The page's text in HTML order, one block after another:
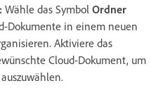
Wähle das Symbol Ordner
Dokumente in einem neuen
Aktiviere das
Cloud-Dokument, um
auszuwählen.